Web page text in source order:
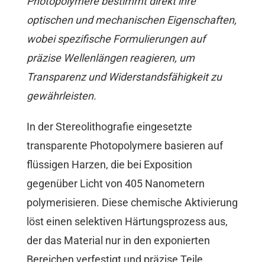
optischen und mechanischen Eigenschaften,
wobei spezifische Formulierungen auf
präzise Wellenlängen reagieren, um
Transparenz und Widerstandsfähigkeit zu
gewährleisten.
In der Stereolithografie eingesetzte
transparente Photopolymere basieren auf
flüssigen Harzen, die bei Exposition
gegenüber Licht von 405 Nanometern
polymerisieren. Diese chemische Aktivierung
löst einen selektiven Härtungsprozess aus,
der das Material nur in den exponierten
Bereichen verfestigt und präzise Teile